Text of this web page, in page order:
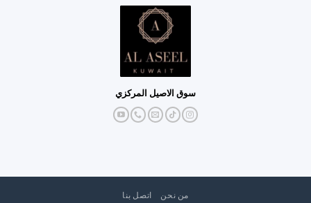
سوق الاصيل المركزي
من نحن اتصل بنا